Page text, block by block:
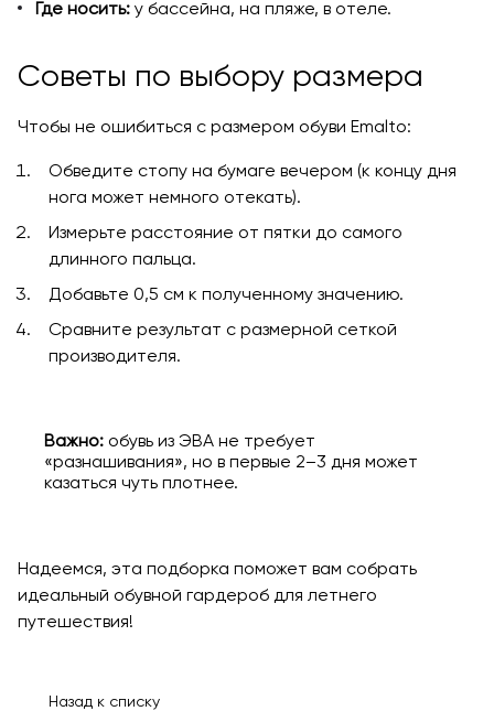
Где носить: у бассейна, на пляже, в отеле.
Советы по выбору размера
Чтобы не ошибиться с размером обуви Emalto:
Обведите стопу на бумаге вечером (к концу дня
нога может немного отекать).
Измерьте расстояние от пятки до самого
длинного пальца.
Добавьте 0,5 см к полученному значению.
Сравните результат с размерной сеткой
производителя.
Важно: обувь из ЭВА не требует
«разнашивания», но в первые 2–3 дня может
казаться чуть плотнее.
Надеемся, эта подборка поможет вам собрать
идеальный обувной гардероб для летнего
путешествия!
Назад к списку